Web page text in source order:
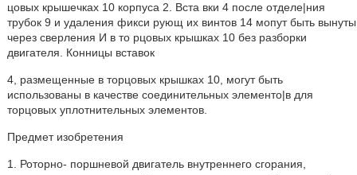
цовых крышечках 10 корпуса 2. Вста вки 4 после отделе|ния
трубок 9 и удаления фикси рующ их винтов 14 мопут быть вынуты
через сверления И в то рцовых крышках 10 без разборки
двигателя. Конницы вставок
4, размещенные в торцовых крышках 10, могут быть
использованы в качестве соединительных элементо|в для
торцовых уплотнительных элементов.
Предмет изобретения
1. Роторно- поршневой двигатель внутреннего сгорания,